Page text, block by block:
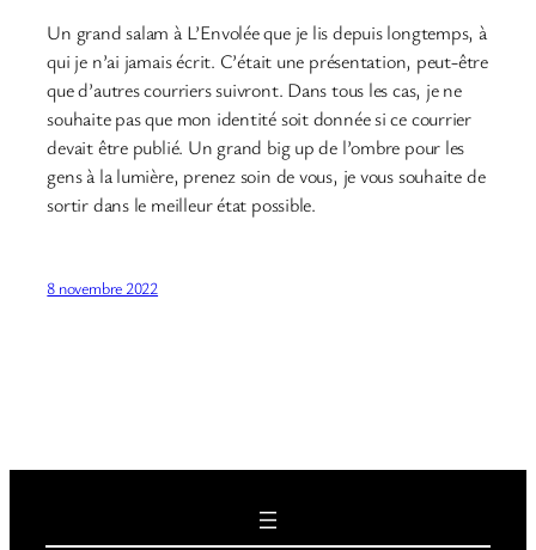
Un grand salam à L’Envolée que je lis depuis longtemps, à
qui je n’ai jamais écrit. C’était une présentation, peut-être
que d’autres courriers suivront. Dans tous les cas, je ne
souhaite pas que mon identité soit donnée si ce courrier
devait être publié. Un grand big up de l’ombre pour les
gens à la lumière, prenez soin de vous, je vous souhaite de
sortir dans le meilleur état possible.
8 novembre 2022